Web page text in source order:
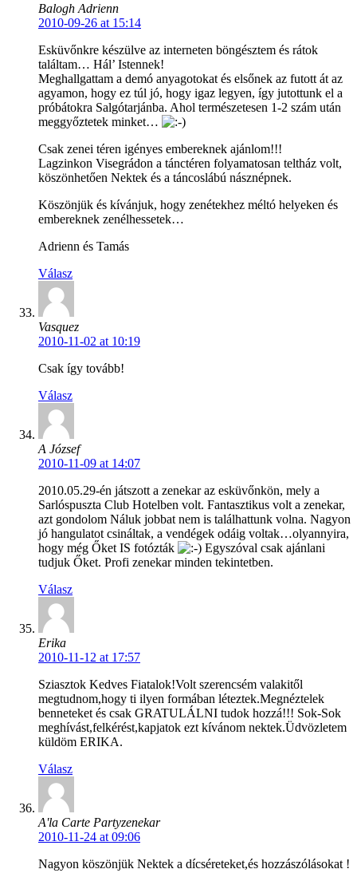
Balogh Adrienn
2010-09-26 at 15:14
Esküvőnkre készülve az interneten böngésztem és rátok
találtam… Hál’ Istennek!
Meghallgattam a demó anyagotokat és elsőnek az futott át az
agyamon, hogy ez túl jó, hogy igaz legyen, így jutottunk el a
próbátokra Salgótarjánba. Ahol természetesen 1-2 szám után
meggyőztetek minket…
Csak zenei téren igényes embereknek ajánlom!!!
Lagzinkon Visegrádon a tánctéren folyamatosan teltház volt,
köszönhetően Nektek és a táncoslábú násznépnek.
Köszönjük és kívánjuk, hogy zenétekhez méltó helyeken és
embereknek zenélhessetek…
Adrienn és Tamás
Válasz
Vasquez
2010-11-02 at 10:19
Csak így tovább!
Válasz
A József
2010-11-09 at 14:07
2010.05.29-én játszott a zenekar az esküvőnkön, mely a
Sarlóspuszta Club Hotelben volt. Fantasztikus volt a zenekar,
azt gondolom Náluk jobbat nem is találhattunk volna. Nagyon
jó hangulatot csináltak, a vendégek odáig voltak…olyannyira,
hogy még Őket IS fotózták
Egyszóval csak ajánlani
tudjuk Őket. Profi zenekar minden tekintetben.
Válasz
Erika
2010-11-12 at 17:57
Sziasztok Kedves Fiatalok!Volt szerencsém valakitől
megtudnom,hogy ti ilyen formában léteztek.Megnéztelek
benneteket és csak GRATULÁLNI tudok hozzá!!! Sok-Sok
meghívást,felkérést,kapjatok ezt kívánom nektek.Üdvözletem
küldöm ERIKA.
Válasz
A'la Carte Partyzenekar
2010-11-24 at 09:06
Nagyon köszönjük Nektek a dícséreteket,és hozzászólásokat !